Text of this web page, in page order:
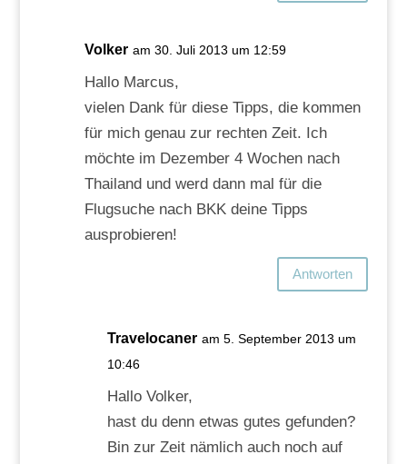
Volker am 30. Juli 2013 um 12:59
Hallo Marcus,
vielen Dank für diese Tipps, die kommen
für mich genau zur rechten Zeit. Ich
möchte im Dezember 4 Wochen nach
Thailand und werd dann mal für die
Flugsuche nach BKK deine Tipps
ausprobieren!
Antworten
Travelocaner am 5. September 2013 um
10:46
Hallo Volker,
hast du denn etwas gutes gefunden?
Bin zur Zeit nämlich auch noch auf